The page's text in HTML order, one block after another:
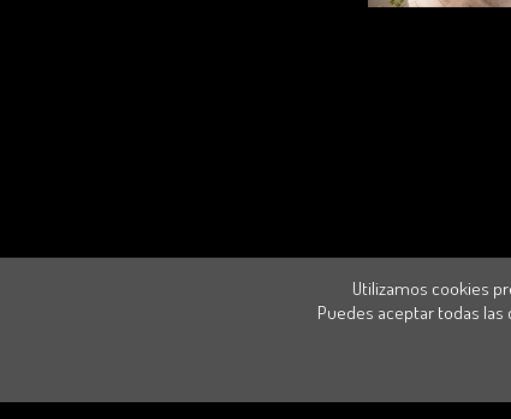
Utilizamos cookies
Puedes aceptar todas las